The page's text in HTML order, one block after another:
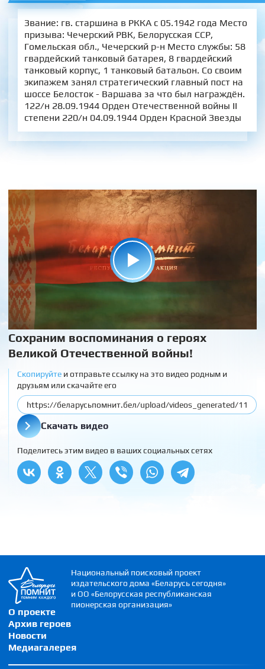
Звание: гв. старшина в РККА с 05.1942 года Место
призыва: Чечерский РВК, Белорусская ССР,
Гомельская обл., Чечерский р-н Место службы: 58
гвардейский танковый батарея, 8 гвардейский
танковый корпус, 1 танковый батальон. Со своим
экипажем занял стратегический главный пост на
шоссе Белосток - Варшава за что был награждён.
122/н 28.09.1944 Орден Отечественной войны II
степени 220/н 04.09.1944 Орден Красной Звезды
Сохраним воспоминания о героях
Великой Отечественной войны!
Скопируйтеи отправьте ссылку на это видео родным и
друзьям или скачайте его
Скачать видео
Поделитесь этим видео в ваших социальных сетях
О проекте
Архив героев
Новости
Медиагалерея
Национальный поисковый проект
издательского дома «Беларусь сегодня»
и ОО «Белорусская республиканская
пионерская организация»